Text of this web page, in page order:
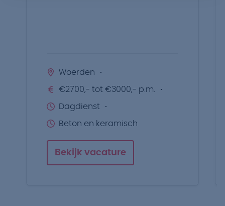
Woerden
€2700,- tot €3000,- p.m.
Dagdienst
Beton en keramisch
Bekijk vacature